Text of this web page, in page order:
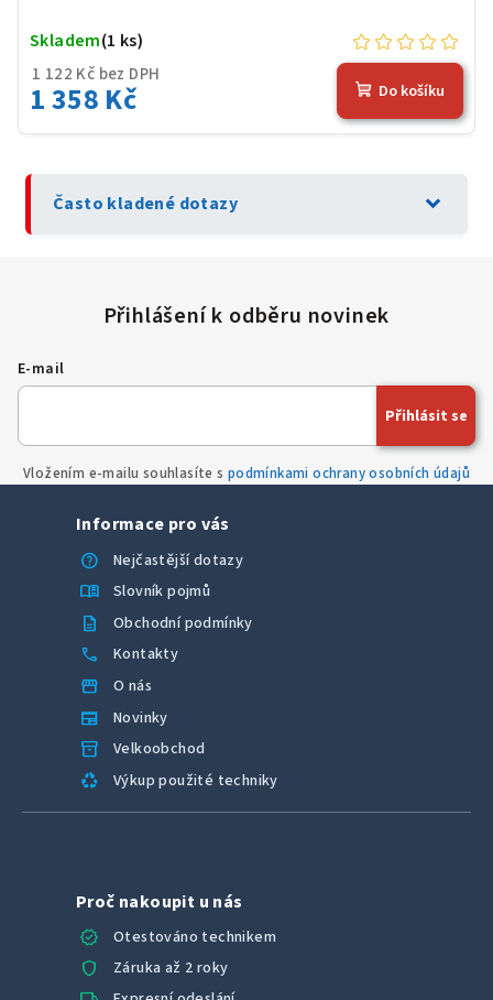
1 122 Kč bez DPH
1 358 Kč
Skladem(1 ks)
Do košíku
Často kladené dotazy expand_more
E-mail
Vložením e-mailu souhlasíte s podmínkami ochrany osobních údajů
Přihlásit se
Informace pro vás
help
Nejčastější dotazy
menu_book Slovník pojmů
description Obchodní podmínky
call Kontakty
storefront O nás
newspaper Novinky
inventory_2 Velkoobchod
recycling Výkup použité techniky
Proč nakoupit u nás
verified
Otestováno technikem
shield Záruka až 2 roky